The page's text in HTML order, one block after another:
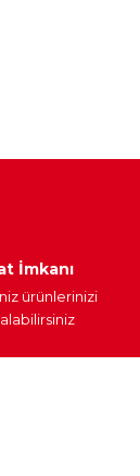
İmkanı
ürünlerinizi